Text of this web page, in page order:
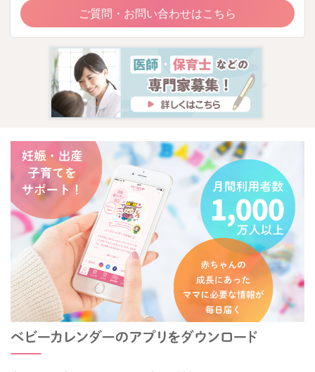
ご質問・お問い合わせはこちら